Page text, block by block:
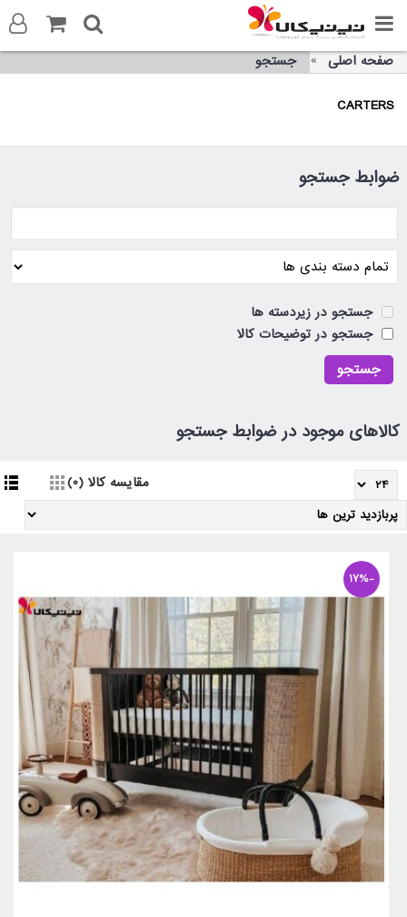
صفحه اصلی جستجو
CARTERS
ضوابط جستجو
جستجو در زیردسته ها
جستجو در توضیحات کالا
کالاهای موجود در ضوابط جستجو
مقایسه کالا (0)
-17%